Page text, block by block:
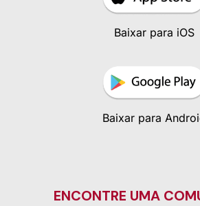
Baixar para iOS
Baixar para
ENCONTRE UMA